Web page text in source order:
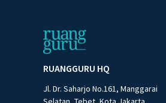
RUANGGURU HQ
Jl. Dr. Saharjo No.161, Manggarai